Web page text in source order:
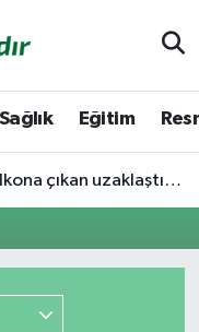
Sağlık Eğitim
kararlı koca ikna edildi